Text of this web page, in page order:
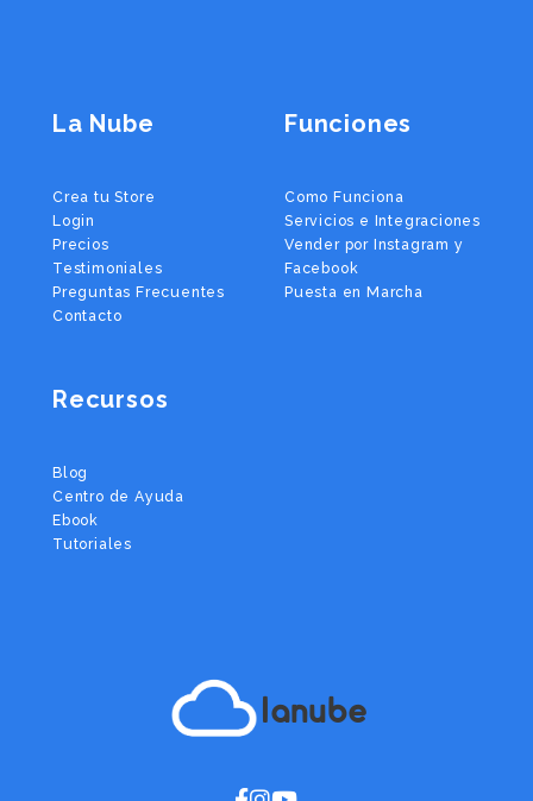
lanube
La Nube
Crea tu Store
Login
Precios
Testimoniales
Preguntas Frecuentes
Contacto
Funciones
Como Funciona
Servicios e Integraciones
Vender por Instagram y
Facebook
Puesta en Marcha
Recursos
Blog
Centro de Ayuda
Ebook
Tutoriales